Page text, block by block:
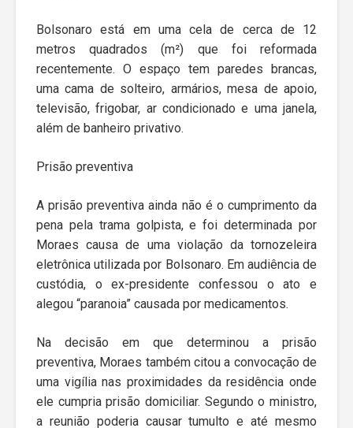
Bolsonaro está em uma cela de cerca de 12
metros quadrados (m²) que foi reformada
recentemente. O espaço tem paredes brancas,
uma cama de solteiro, armários, mesa de apoio,
televisão, frigobar, ar condicionado e uma janela,
além de banheiro privativo.
Prisão preventiva
A prisão preventiva ainda não é o cumprimento da
pena pela trama golpista, e foi determinada por
Moraes causa de uma violação da tornozeleira
eletrônica utilizada por Bolsonaro. Em audiência de
custódia, o ex-presidente confessou o ato e
alegou “paranoia” causada por medicamentos.
Na decisão em que determinou a prisão
preventiva, Moraes também citou a convocação de
uma vigília nas proximidades da residência onde
ele cumpria prisão domiciliar. Segundo o ministro,
a reunião poderia causar tumulto e até mesmo